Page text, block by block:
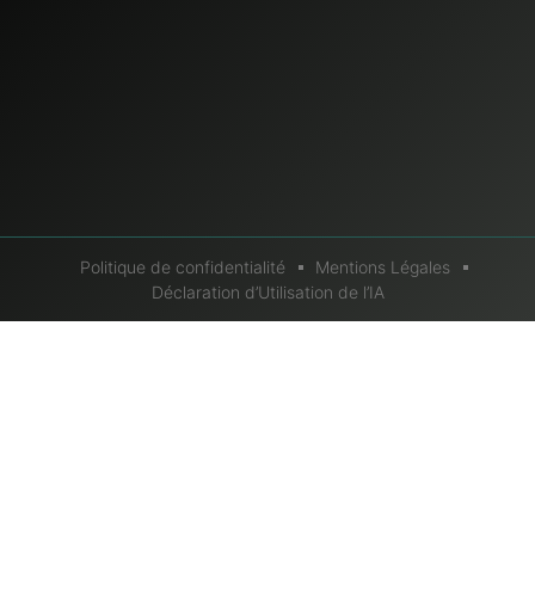
Politique de confidentialité
Mentions Légales
Déclaration d’Utilisation de l’IA